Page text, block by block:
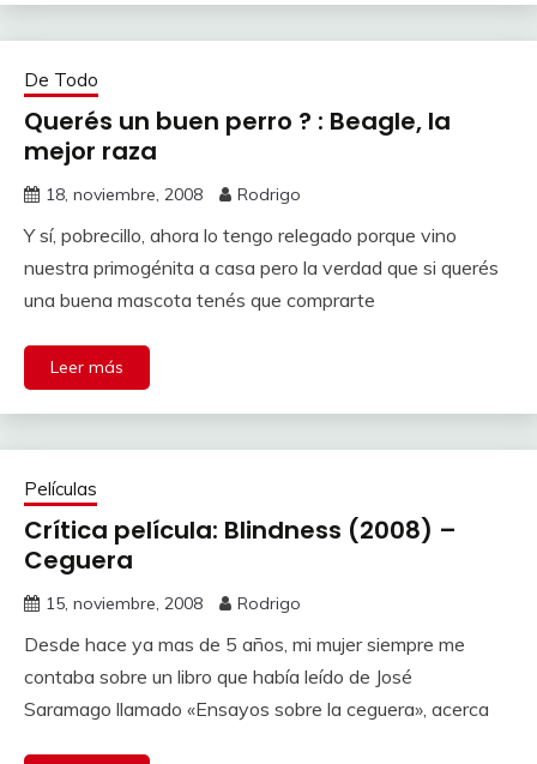
De Todo
Querés un buen perro ? : Beagle, la
mejor raza
18, noviembre, 2008 Rodrigo
Y sí, pobrecillo, ahora lo tengo relegado porque vino
nuestra primogénita a casa pero la verdad que si querés
una buena mascota tenés que comprarte
Leer más
Películas
Crítica película: Blindness (2008) –
Ceguera
15, noviembre, 2008 Rodrigo
Desde hace ya mas de 5 años, mi mujer siempre me
contaba sobre un libro que había leído de José
Saramago llamado «Ensayos sobre la ceguera», acerca